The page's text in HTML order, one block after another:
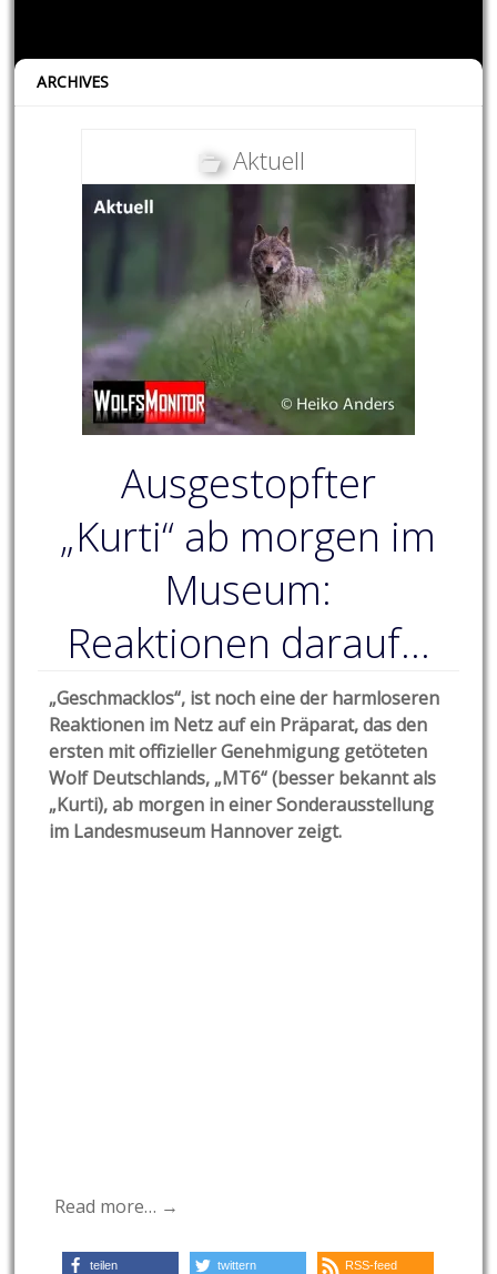
ARCHIVES
Aktuell
Ausgestopfter
„Kurti“ ab morgen im
Museum:
Reaktionen darauf…
„Geschmacklos“, ist noch eine der harmloseren
Reaktionen im Netz auf ein Präparat, das den
ersten mit offizieller Genehmigung getöteten
Wolf Deutschlands, „MT6“ (besser bekannt als
„Kurti), ab morgen in einer Sonderausstellung
im Landesmuseum Hannover zeigt.
Read more… →
teilen twittern RSS-feed